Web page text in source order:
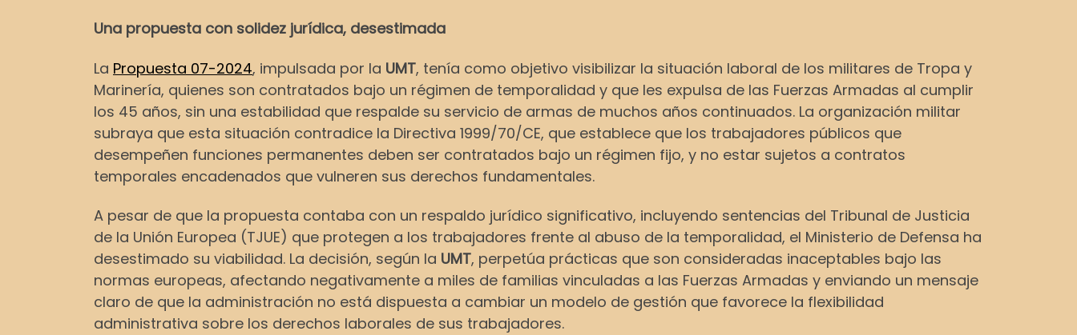
Una propuesta con solidez jurídica, desestimada
La Propuesta 07-2024, impulsada por la UMT, tenía como objetivo visibilizar la situación laboral de los militares de Tropa y
Marinería, quienes son contratados bajo un régimen de temporalidad y que les expulsa de las Fuerzas Armadas al cumplir
los 45 años, sin una estabilidad que respalde su servicio de armas de muchos años continuados. La organización militar
subraya que esta situación contradice la Directiva 1999/70/CE, que establece que los trabajadores públicos que
desempeñen funciones permanentes deben ser contratados bajo un régimen fijo, y no estar sujetos a contratos
temporales encadenados que vulneren sus derechos fundamentales.
A pesar de que la propuesta contaba con un respaldo jurídico significativo, incluyendo sentencias del Tribunal de Justicia
de la Unión Europea (TJUE) que protegen a los trabajadores frente al abuso de la temporalidad, el Ministerio de Defensa ha
desestimado su viabilidad. La decisión, según la UMT, perpetúa prácticas que son consideradas inaceptables bajo las
normas europeas, afectando negativamente a miles de familias vinculadas a las Fuerzas Armadas y enviando un mensaje
claro de que la administración no está dispuesta a cambiar un modelo de gestión que favorece la flexibilidad
administrativa sobre los derechos laborales de sus trabajadores.